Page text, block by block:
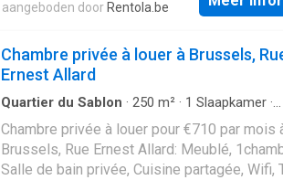
aangeboden door Rentola.be
Chambre privée à louer à Brussels,
Ernest Allard
Quartier du Sablon · 250 m² · 1 Slaapkamer ·
Chambre privée à louer pour €710 par mois
Brussels, Rue Ernest Allard: Meublé,
Salle de bain privée, Cuisine partagée, Wifi,